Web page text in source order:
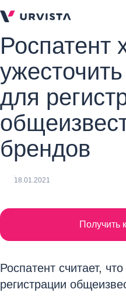
Роспатент
для
брендов
18.01.2021
Получить
Роспатент считает,
регистрации